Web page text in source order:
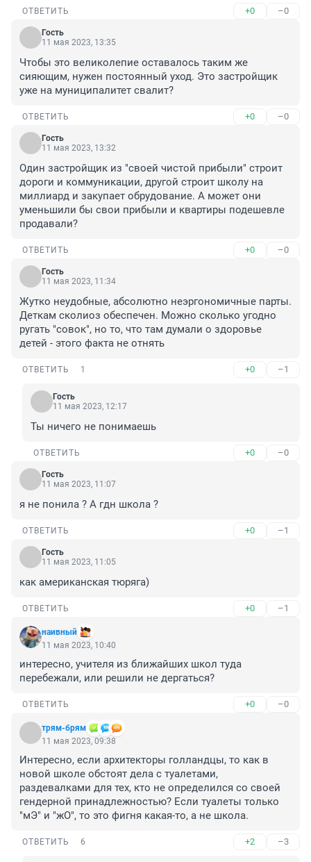
ОТВЕТИТЬ +0 –0
Гость
11 мая 2023, 13:35
Чтобы это великолепие оставалось таким же
сияющим, нужен постоянный уход. Это застройщик
уже на муниципалитет свалит?
ОТВЕТИТЬ +0 –0
Гость
11 мая 2023, 13:32
Один застройщик из "своей чистой прибыли" строит
дороги и коммуникации, другой строит школу на
миллиард и закупает обрудование. А может они
уменьшили бы свои прибыли и квартиры подешевле
продавали?
ОТВЕТИТЬ +0 –0
Гость
11 мая 2023, 11:34
Жутко неудобные, абсолютно неэргономичные парты.
Деткам сколиоз обеспечен. Можно сколько угодно
ругать "совок", но то, что там думали о здоровье
детей - этого факта не отнять
ОТВЕТИТЬ 1 +0 –1
Гость
11 мая 2023, 12:17
Ты ничего не понимаешь
ОТВЕТИТЬ +0 –0
Гость
11 мая 2023, 11:07
я не понила ? А гдн школа ?
ОТВЕТИТЬ +0 –1
Гость
11 мая 2023, 11:05
как американская тюряга)
ОТВЕТИТЬ +0 –1
наивный
11 мая 2023, 10:40
интересно, учителя из ближайших школ туда
перебежали, или решили не дергаться?
ОТВЕТИТЬ +0 –0
трям-брям
11 мая 2023, 09:38
Интересно, если архитекторы голландцы, то как в
новой школе обстоят дела с туалетами,
раздевалками для тех, кто не определился со своей
гендерной принадлежностью? Если туалеты только
"мЭ" и "жО", то это фигня какая-то, а не школа.
ОТВЕТИТЬ 6 +2 –3